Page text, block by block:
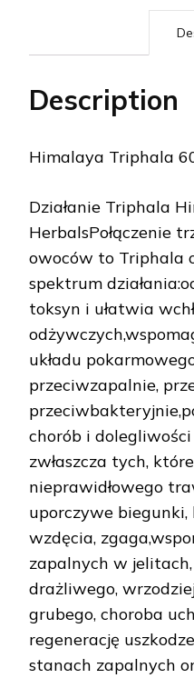
Description
Himalaya Triphala
Działanie Triphala
HerbalsPołączenie
owoców to Triphala
spektrum
toksyn i ułatwia
układu
przeciwzapalnie,
chorób i
zwłaszcza tych,
nieprawidłowego
uporczywe
wzdęcia,
zapalnych w jelitach,
drażliwego,
grubego, choroba
regenerację
stanach zapalnych